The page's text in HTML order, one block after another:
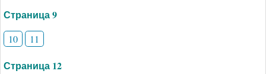
Страница 9
10 11
Страница 12